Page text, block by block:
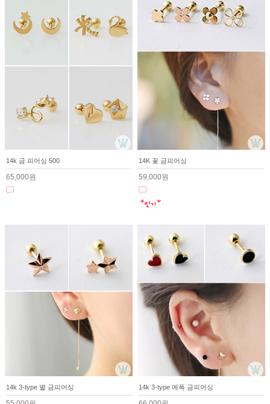
14k 금 피어싱 500
65,000원
14K 꽃 금피어싱
59,000원
14k 3-type 별 금피어싱 14k 3-type 에폭 금피어싱